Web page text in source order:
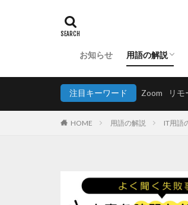
お知らせ 用語の解説
ビジネス用語
IT用語の解説
アプリケーシ
注目キーワード Zoom リモ
HOME 用語の解説 IT用語